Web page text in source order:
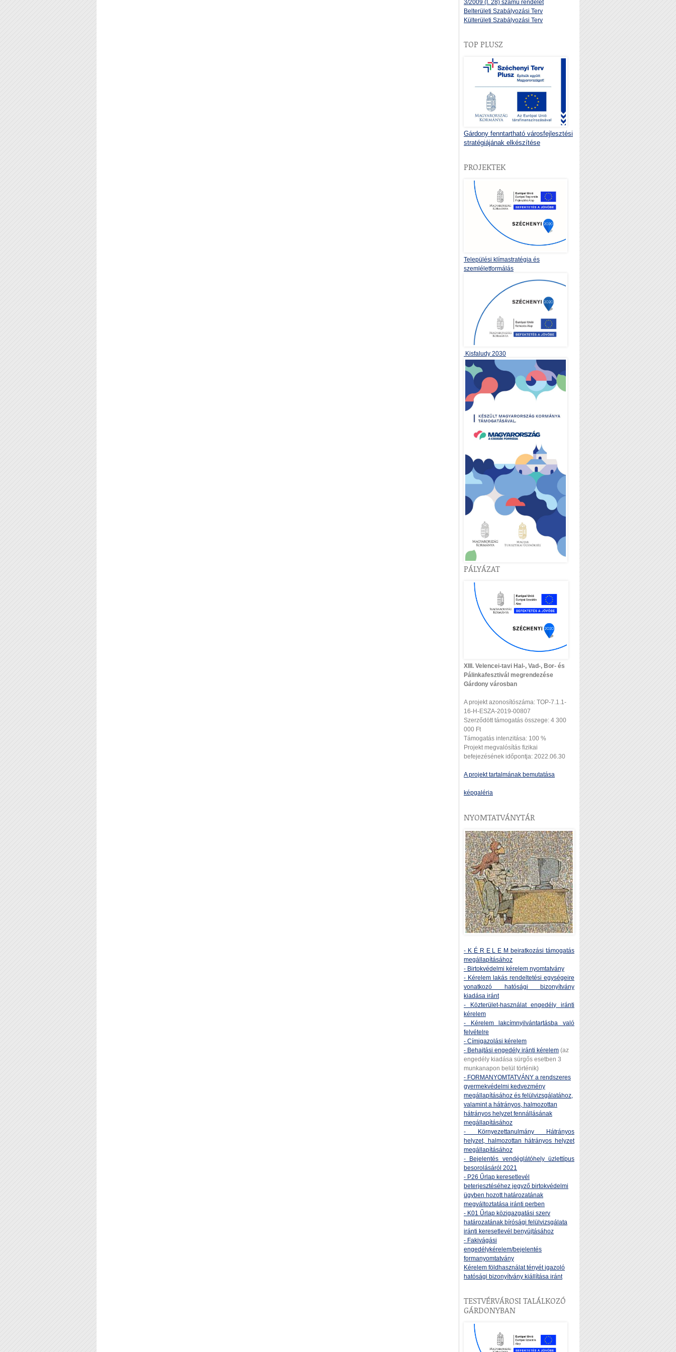
3/2009 (I. 28) számú rendelet
Belterületi Szabályozási Terv
Külterületi Szabályozási Terv
TOP PLUSZ
Gárdony fenntartható városfejlesztési
stratégiájának elkészítése
PROJEKTEK
Települési klímastratégia és
szemléletformálás
Kisfaludy 2030
PÁLYÁZAT
XIII. Velencei-tavi Hal-, Vad-, Bor- és
Pálinkafesztivál megrendezése
Gárdony városban
A projekt azonosítószáma: TOP-7.1.1-
16-H-ESZA-2019-00807
Szerződött támogatás összege: 4 300
000 Ft
Támogatás intenzitása: 100 %
Projekt megvalósítás fizikai
befejezésének időpontja: 2022.06.30
A projekt tartalmának bemutatása
képgaléria
NYOMTATVÁNYTÁR
- K É R E L E M beiratkozási támogatás
megállapításához
- Birtokvédelmi kérelem nyomtatvány
- Kérelem lakás rendeltetési egységeire
vonatkozó hatósági bizonyítvány
kiadása iránt
- Közterület-használat engedély iránti
kérelem
- Kérelem lakcímnyilvántartásba való
felvételre
- Címigazolási kérelem
- Behajtási engedély iránti kérelem (az
engedély kiadása sürgős esetben 3
munkanapon belül történik)
- FORMANYOMTATVÁNY a rendszeres
gyermekvédelmi kedvezmény
megállapításához és felülvizsgálatához,
valamint a hátrányos, halmozottan
hátrányos helyzet fennállásának
megállapításához
- Környezettanulmány Hátrányos
helyzet, halmozottan hátrányos helyzet
megállapításához
- Bejelentés vendéglátóhely üzlettípus
besorolásáról 2021
- P26 Űrlap keresetlevél
beterjesztéséhez jegyző birtokvédelmi
ügyben hozott határozatának
megváltoztatása iránti perben
- K01 Űrlap közigazgatási szerv
határozatának bírósági felülvizsgálata
iránti keresetlevél benyújtásához
- Fakivágási
engedélykérelem/bejelentés
formanyomtatvány
Kérelem földhasználat tényét igazoló
hatósági bizonyítvány kiállítása iránt
TESTVÉRVÁROSI TALÁLKOZÓ
GÁRDONYBAN